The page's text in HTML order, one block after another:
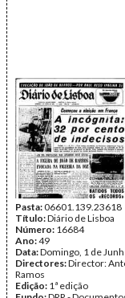
Pasta:06601.139.23618
Título:Diário de Lisboa
Número: 16684
Ano:49
Data:Domingo, 1 de
Directores:Director:
Ramos
Edição: 1ª edição